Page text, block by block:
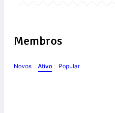
Membros
Novos Ativo Popular